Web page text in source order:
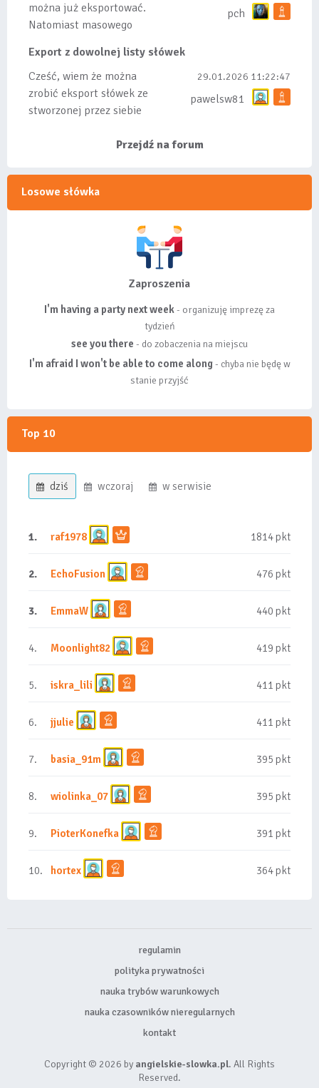
można już eksportować.
Natomiast masowego
bo wiąże się...
pch
Export z dowolnej listy słówek
Cześć, wiem że można
zrobić eksport słówek ze
stworzonej przez siebie
29.01.2026 11:22:47
pawelsw81
Przejdź na forum
Losowe słówka
Zaproszenia
I'm having a party next week- organizuję imprezę za
tydzień
see you there - do zobaczenia na miejscu
I'm afraid I won't be able to come along- chyba nie będę w
stanie przyjść
Top 10
dziś wczoraj w serwisie
1. raf1978 1814 pkt
2. EchoFusion 476 pkt
3. EmmaW 440 pkt
4. Moonlight82 419 pkt
5. iskra_lili 411 pkt
6. jjulie 411 pkt
7. basia_91m 395 pkt
8. wiolinka_07 395 pkt
9. PioterKonefka 391 pkt
10. hortex 364 pkt
regulamin
polityka prywatności
nauka trybów warunkowych
nauka czasowników nieregularnych
kontakt
Copyright © 2026 by angielskie-slowka.pl. All Rights
Reserved.